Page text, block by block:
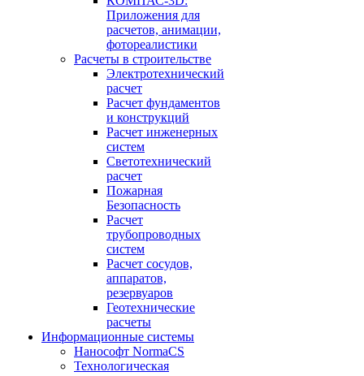
Приложения для
расчетов, анимации,
фотореалистики
Расчеты в строительстве
Электротехнический
расчет
Расчет фундаментов
и конструкций
Расчет инженерных
систем
Светотехнический
расчет
Пожарная
Безопасность
Расчет
трубопроводных
систем
Расчет сосудов,
аппаратов,
резервуаров
Геотехнические
расчеты
Информационные системы
Нанософт NormaCS
Технологическая